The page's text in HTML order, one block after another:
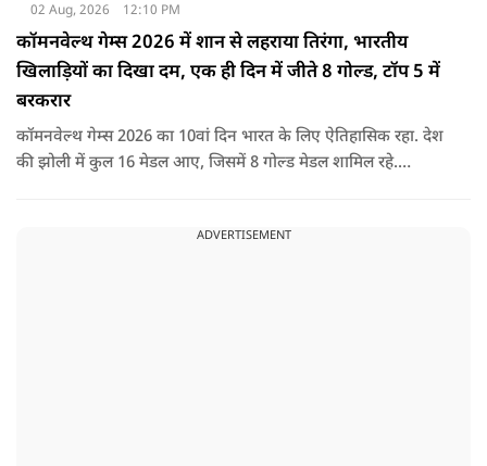
02 Aug, 2026 12:10 PM
कॉमनवेल्थ गेम्स 2026 में शान से लहराया तिरंगा, भारतीय
खिलाड़ियों का दिखा दम, एक ही दिन में जीते 8 गोल्ड, टॉप 5 में
बरकरार
कॉमनवेल्थ गेम्स 2026 का 10वां दिन भारत के लिए ऐतिहासिक रहा. देश
की झोली में कुल 16 मेडल आए, जिसमें 8 गोल्ड मेडल शामिल रहे.
ADVERTISEMENT